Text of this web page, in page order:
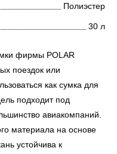
Полиэстер
30 л
фирмы POLAR
поездок или
как сумка для
подходит под
авиакомпаний.
материала на основе
устойчива к